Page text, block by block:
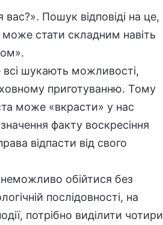
Пошук відповіді на це,
стати складним навіть
всі шукають можливості,
приготуванню. Тому
може «вкрасти» у нас
факту воскресіння
відпасти від свого
обійтися без
послідовності, на
потрібно виділити чотири